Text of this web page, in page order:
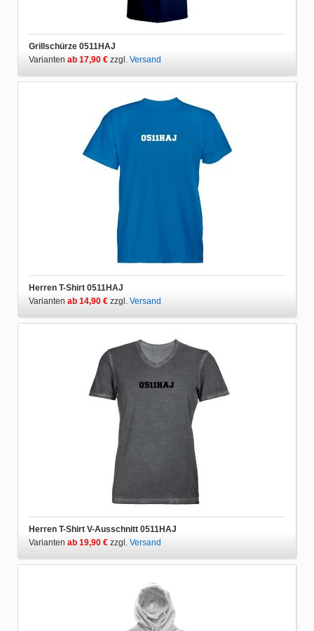
Grillschürze 0511HAJ
Varianten ab 17,90 € zzgl. Versand
Herren T-Shirt 0511HAJ
Varianten ab 14,90 € zzgl. Versand
Herren T-Shirt V-Ausschnitt 0511HAJ
Varianten ab 19,90 € zzgl. Versand